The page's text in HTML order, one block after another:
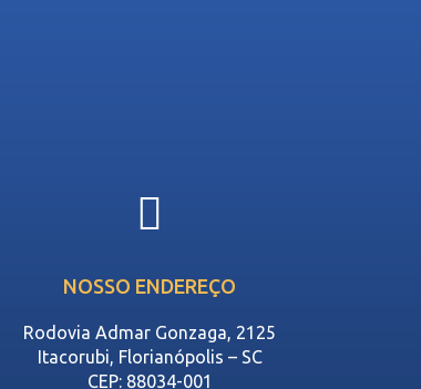
NOSSO ENDEREÇO
Rodovia Admar Gonzaga, 2125
Itacorubi, Florianópolis – SC
CEP: 88034-001